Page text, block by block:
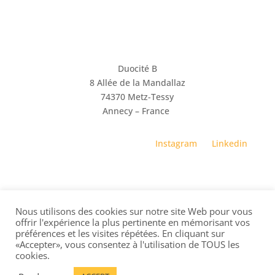
Duocité B
8 Allée de la Mandallaz
74370 Metz-Tessy
Annecy – France
Instagram Linkedin
légales•Politique de confidentialité•Cookies
Si vous lisez ceci, envoyez-nous votre meilleur gif à
gif@b-ad.fr
Nous utilisons des cookies sur notre site Web pour vous
offrir l'expérience la plus pertinente en mémorisant vos
préférences et les visites répétées. En cliquant sur
«Accepter», vous consentez à l'utilisation de TOUS les
cookies.